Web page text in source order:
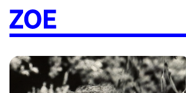
Accueil
À paraître
Catalogue
Auteur·ices